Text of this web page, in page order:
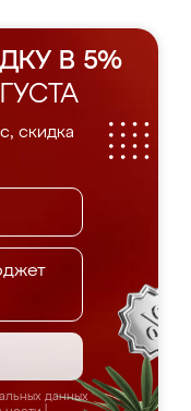
В 5%
скидка
данных